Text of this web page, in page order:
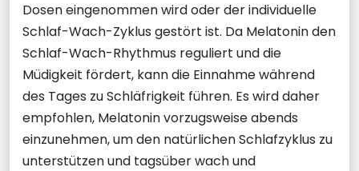
Dosen eingenommen wird oder der individuelle
Schlaf-Wach-Zyklus gestört ist. Da Melatonin den
Schlaf-Wach-Rhythmus reguliert und die
Müdigkeit fördert, kann die Einnahme während
des Tages zu Schläfrigkeit führen. Es wird daher
empfohlen, Melatonin vorzugsweise abends
einzunehmen, um den natürlichen Schlafzyklus zu
unterstützen und tagsüber wach und